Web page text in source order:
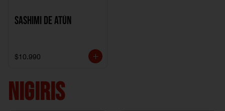
Sashimi de Atún
$10.990
NIGIRIS